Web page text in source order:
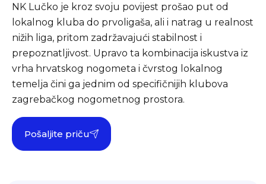
NK Lučko je kroz svoju povijest prošao put od
lokalnog kluba do prvoligaša, ali i natrag u realnost
nižih liga, pritom zadržavajući stabilnost i
prepoznatljivost. Upravo ta kombinacija iskustva iz
vrha hrvatskog nogometa i čvrstog lokalnog
temelja čini ga jednim od specifičnijih klubova
zagrebačkog nogometnog prostora.
Pošaljite priču